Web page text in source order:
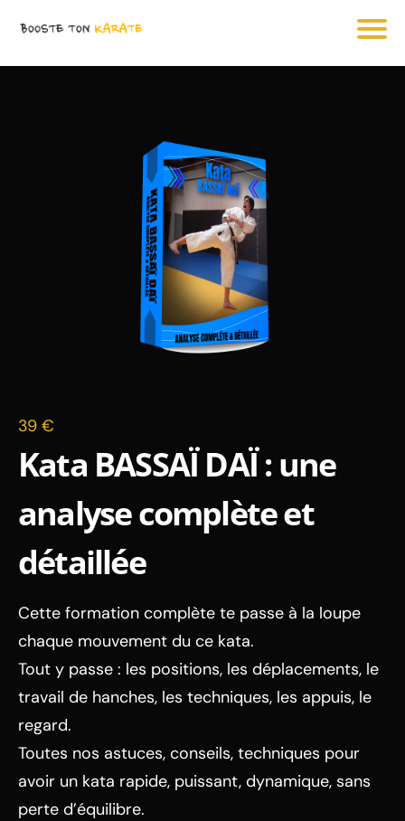
39 €
Kata BASSAÏ DAÏ : une
analyse complète et
détaillée
Cette formation complète te passe à la loupe
chaque mouvement du ce kata.
Tout y passe : les positions, les déplacements, le
travail de hanches, les techniques, les appuis, le
regard.
Toutes nos astuces, conseils, techniques pour
avoir un kata rapide, puissant, dynamique, sans
perte d’équilibre.